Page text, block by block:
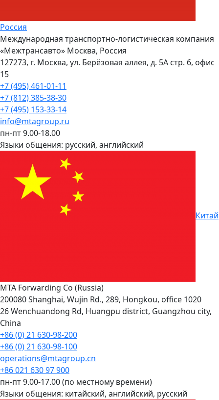
Россия
Международная транспортно-логистическая компания
«Межтрансавто» Москва, Россия
127273, г. Москва, ул. Берёзовая аллея, д. 5А стр. 6, офис
15
+7 (495) 461-01-11
+7 (812) 385-38-30
+7 (495) 153-33-14
info@mtagroup.ru
пн-пт 9.00-18.00
Языки общения: русский, английский
Китай
MTA Forwarding Co (Russia)
200080 Shanghai, Wujin Rd., 289, Hongkou, office 1020
26 Wenchuandong Rd, Huangpu district, Guangzhou city,
China
+86 (0) 21 630-98-200
+86 (0) 21 630-98-100
operations@mtagroup.cn
+86 021 630 97 900
пн-пт 9.00-17.00 (по местному времени)
Языки общения: китайский, английский, русский